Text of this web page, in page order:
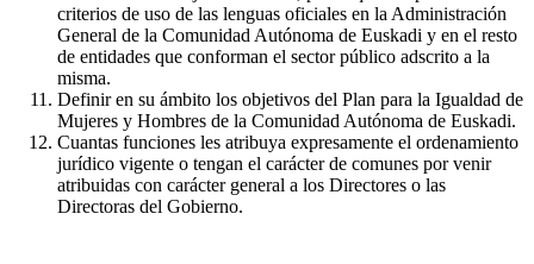
criterios de uso de las lenguas oficiales en la Administración
General de la Comunidad Autónoma de Euskadi y en el resto
de entidades que conforman el sector público adscrito a la
misma.
Definir en su ámbito los objetivos del Plan para la Igualdad de
Mujeres y Hombres de la Comunidad Autónoma de Euskadi.
Cuantas funciones les atribuya expresamente el ordenamiento
jurídico vigente o tengan el carácter de comunes por venir
atribuidas con carácter general a los Directores o las
Directoras del Gobierno.